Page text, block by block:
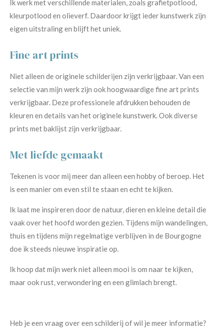
Ik werk met verschillende materialen, zoals grafietpotlood,
kleurpotlood en olieverf. Daardoor krijgt ieder kunstwerk zijn
eigen uitstraling en blijft het uniek.
Fine art prints
Niet alleen de originele schilderijen zijn verkrijgbaar. Van een
selectie van mijn werk zijn ook hoogwaardige fine art prints
verkrijgbaar. Deze professionele afdrukken behouden de
kleuren en details van het originele kunstwerk. Ook diverse
prints met baklijst zijn verkrijgbaar.
Met liefde gemaakt
Tekenen is voor mij meer dan alleen een hobby of beroep. Het
is een manier om even stil te staan en echt te kijken.
Ik laat me inspireren door de natuur, dieren en kleine detail die
vaak over het hoofd worden gezien. Tijdens mijn wandelingen,
thuis en tijdens mijn regelmatige verblijven in de Bourgogne
doe ik steeds nieuwe inspiratie op.
Ik hoop dat mijn werk niet alleen mooi is om naar te kijken,
maar ook rust, verwondering en een glimlach brengt.
Heb je een vraag over een schilderij of wil je meer informatie?